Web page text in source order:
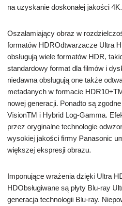
na uzyskanie doskonałej jakości 4K.
Oszałamiający obraz w
formatów HDROdtwarzacze Ultra
obsługują wiele formatów HDR,
standardowy format dla filmów i
niedawna obsługują one także
metadanych w formacie
nowej generacji. Ponadto są
VisionTM i Hybrid Log-Gamma.
przez oryginalne technologie
wysokiej jakości firmy Panasonic
większej ekspresji obrazu.
Imponujące wrażenia dzięki Ultra
HDObsługiwane są płyty Blu-ray
generacja technologii Blu-ray.